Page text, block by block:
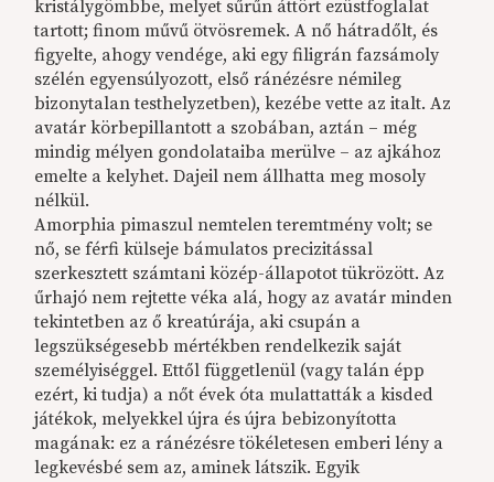
kristálygömbbe, melyet sűrűn áttört ezüstfoglalat
tartott; finom művű ötvösremek. A nő hátradőlt, és
figyelte, ahogy vendége, aki egy filigrán fazsámoly
szélén egyensúlyozott, első ránézésre némileg
bizonytalan testhelyzetben), kezébe vette az italt. Az
avatár körbepillantott a szobában, aztán – még
mindig mélyen gondolataiba merülve – az ajkához
emelte a kelyhet. Dajeil nem állhatta meg mosoly
nélkül.
Amorphia pimaszul nemtelen teremtmény volt; se
nő, se férfi külseje bámulatos precizitással
szerkesztett számtani közép-állapotot tükrözött. Az
űrhajó nem rejtette véka alá, hogy az avatár minden
tekintetben az ő kreatúrája, aki csupán a
legszükségesebb mértékben rendelkezik saját
személyiséggel. Ettől függetlenül (vagy talán épp
ezért, ki tudja) a nőt évek óta mulattatták a kisded
játékok, melyekkel újra és újra bebizonyította
magának: ez a ránézésre tökéletesen emberi lény a
legkevésbé sem az, aminek látszik. Egyik